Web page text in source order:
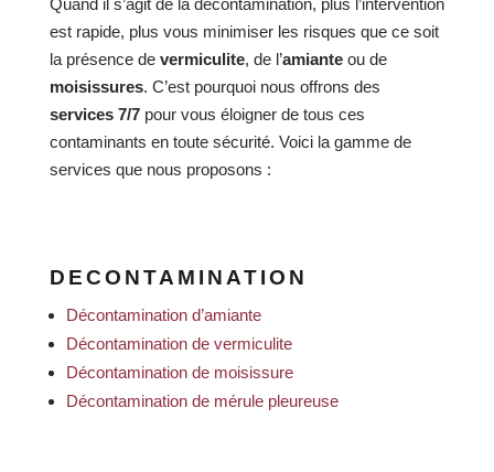
est rapide, plus vous minimiser les risques que ce soit
la présence de vermiculite, de l’amianteou de
moisissures. C’est pourquoi nous offrons des
services 7/7pour vous éloigner de tous ces
contaminants en toute sécurité. Voici la gamme de
services que nous proposons :
DECONTAMINATION
Décontamination d’amiante
Décontamination de vermiculite
Décontamination de moisissure
Décontamination de mérule pleureuse